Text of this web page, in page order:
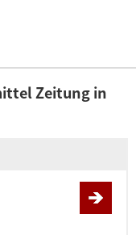
Zeitung in